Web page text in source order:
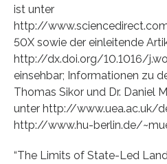
ist unter
http://
50X sowie der einleitende
http://dx.doi.org/10.1016/
einsehbar; Informationen zu
Thomas Sikor und Dr. Daniel
unter http://www.uea.ac.uk/
http://www.hu-berlin.de/
“The Limits of State-Led